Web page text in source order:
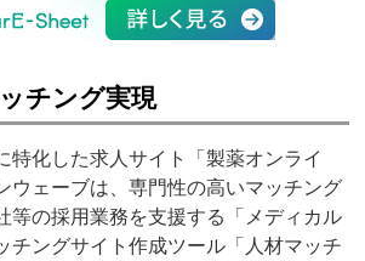
チング実現
化した求人サイト「製薬オンライ
ウェーブは、専門性の高いマッチング
等の採用業務を支援する「メディカル
チングサイト作成ツール「人材マッチ